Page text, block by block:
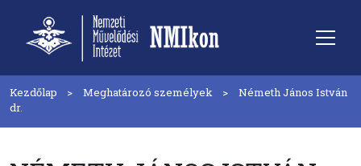
Kezdőlap Meghatározó személyek
Németh János István
dr.